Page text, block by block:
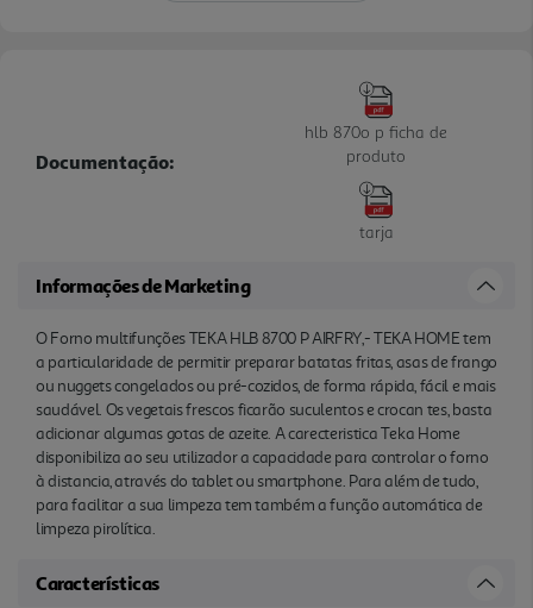
Documentação:
hlb 870o p ficha de
produto
tarja
Informações de Marketing
O Forno multifunções TEKA HLB 8700 P AIRFRY,- TEKA HOME tem
a particularidade de permitir preparar batatas fritas, asas de frango
ou nuggets congelados ou pré-cozidos, de forma rápida, fácil e mais
saudável. Os vegetais frescos ficarão suculentos e crocan tes, basta
adicionar algumas gotas de azeite. A carecteristica Teka Home
disponibiliza ao seu utilizador a capacidade para controlar o forno
à distancia, através do tablet ou smartphone. Para além de tudo,
para facilitar a sua limpeza tem também a função automática de
limpeza pirolítica.
Características